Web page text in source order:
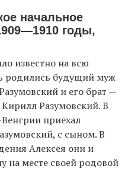
начальное
годы,
известно на всю
родились будущий муж
и его брат —
Разумовский. В
приехал
с сыном. В
Алексея они и
на месте своей родовой